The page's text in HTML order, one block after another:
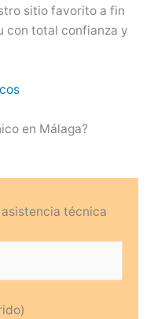
sitio favorito a fin
con total confianza y
en Málaga?
técnica